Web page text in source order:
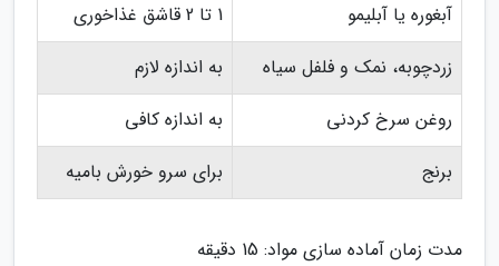
آبغوره یا آبلیمو
1 تا 2 قاشق غذاخوری
زردچوبه، نمک و فلفل سیاه
به اندازه لازم
روغن سرخ کردنی
به اندازه کافی
برنج
برای سرو خورش بامیه
مدت زمان آماده سازی مواد: 15 دقیقه